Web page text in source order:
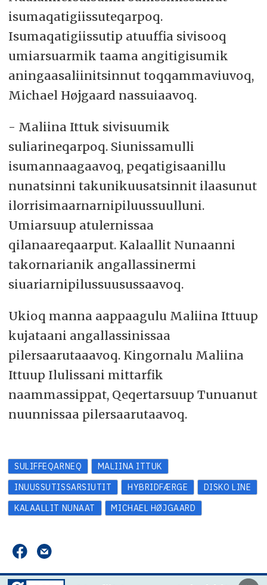
isumaqatigiissuteqarpoq.
Isumaqatigiissutip atuuffia sivisooq
umiarsuarmik taama angitigisumik
aningaasaliinitsinnut toqqammaviuvoq,
Michael Højgaard nassuiaavoq.
- Maliina Ittuk sivisuumik
suliarineqarpoq. Siunissamulli
isumannaagaavoq, peqatigisaanillu
nunatsinni takunikuusatsinnit ilaasunut
ilorrisimaarnarnipiluussuulluni.
Umiarsuup atulernissaa
qilanaareqaarput. Kalaallit Nunaanni
takornarianik angallassinermi
siuariarnipilussuusussaavoq.
Ukioq manna aappaagulu Maliina Ittuup
kujataani angallassinissaa
pilersaarutaaavoq. Kingornalu Maliina
Ittuup Ilulissani mittarfik
naammassippat, Qeqertarsuup Tunuanut
nuunnissaa pilersaarutaavoq.
SULIFFEQARNEQ
MALIINA ITTUK
INUUSSUTISSARSIUTIT
HYBRIDFÆRGE
DISKO LINE
KALAALLIT NUNAAT
MICHAEL HØJGAARD